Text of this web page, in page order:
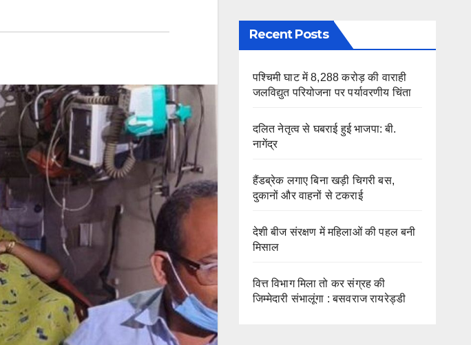
Recent Posts
पश्चिमी घाट में 8,288 करोड़ की वाराही
जलविद्युत परियोजना पर पर्यावरणीय चिंता
दलित नेतृत्व से घबराई हुई भाजपा: बी.
नागेंद्र
हैंडब्रेक लगाए बिना खड़ी चिगरी बस,
दुकानों और वाहनों से टकराई
देशी बीज संरक्षण में महिलाओं की पहल बनी
मिसाल
वित्त विभाग मिला तो कर संग्रह की
जिम्मेदारी संभालूंगा : बसवराज रायरेड्डी